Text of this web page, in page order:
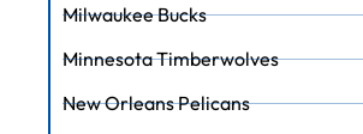
Milwaukee Bucks
Minnesota Timberwolves
New Orleans Pelicans